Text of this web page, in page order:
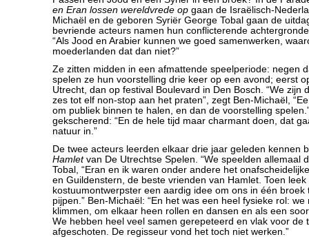
en Eran lossen wereldvrede op gaan de Israëlisch-
Michaël en de geboren Syriër George Tobal gaan de
bevriende acteurs namen hun conflicterende
“Als Jood en Arabier kunnen we goed samenwerken,
moederlanden dat dan niet?”
Ze zitten midden in een afmattende speelperiode: negen
spelen ze hun voorstelling drie keer op een avond; eerst
Utrecht, dan op festival Boulevard in Den Bosch. “We zijn
zes tot elf non-stop aan het praten”, zegt Ben-Michaël,
om publiek binnen te halen, en dan de voorstelling
gekscherend: “En de hele tijd maar charmant doen, dat
natuur in.”
De twee acteurs leerden elkaar drie jaar geleden kennen
Hamletvan De Utrechtse Spelen. “We speelden allemaal
Tobal, “Eran en ik waren onder andere het
en Guildenstern, de beste vrienden van Hamlet. Toen leek
kostuumontwerpster een aardig idee om ons in één broek
pijpen.” Ben-Michaël: “En het was een heel fysieke rol:
klimmen, om elkaar heen rollen en dansen en als een
We hebben heel veel samen gerepeteerd en vlak voor de
afgeschoten. De regisseur vond het toch niet werken.”